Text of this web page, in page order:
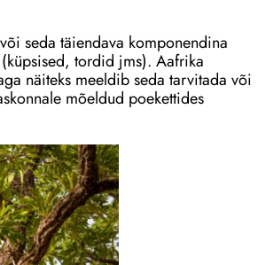
seda täiendava komponendina
tordid jms). Aafrika
näiteks meeldib seda tarvitada või
mõeldud poekettides